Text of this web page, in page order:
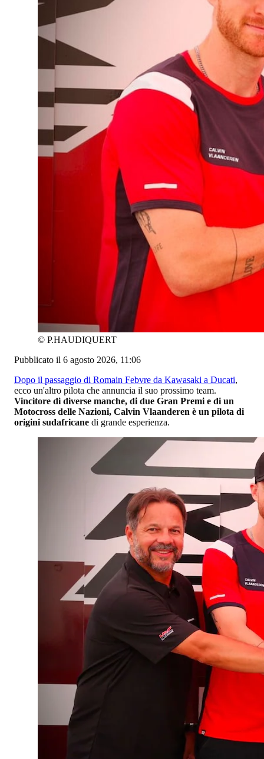
© P.HAUDIQUERT
Pubblicato il 6 agosto 2026, 11:06
Dopo il passaggio di Romain Febvre da Kawasaki a Ducati,
ecco un'altro pilota che annuncia il suo prossimo team.
Vincitore di diverse manche, di due Gran Premi e di un
Motocross delle Nazioni, Calvin Vlaanderen è un pilota di
origini sudafricane di grande esperienza.